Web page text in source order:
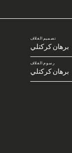
تصميم الغلاف
برهان كركتلي
رسوم الغلاف
برهان كركتلي